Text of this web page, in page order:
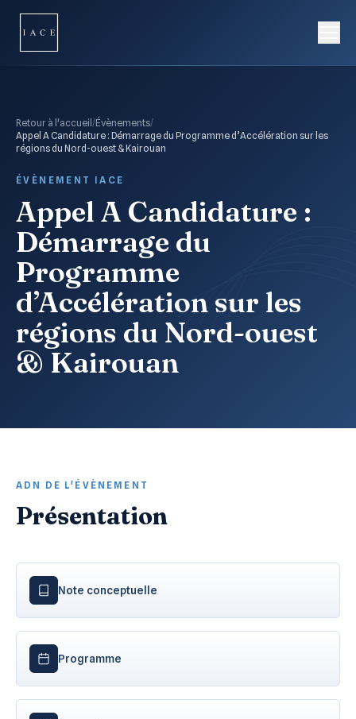
Retour à l'accueil /Évènements/
Appel A Candidature : Démarrage du Programme d’Accélération sur les
régions du Nord-ouest & Kairouan
ÉVÈNEMENT IACE
Appel A Candidature :
Démarrage du
Programme
d’Accélération sur les
régions du Nord-ouest
& Kairouan
ADN DE L'ÉVÈNEMENT
Présentation
Note conceptuelle
Programme